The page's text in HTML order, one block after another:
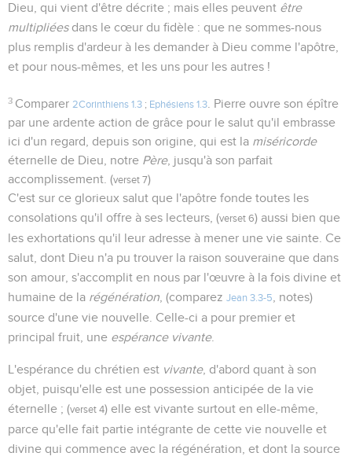
Dieu, qui vient d'être décrite ; mais elles peuvent être
multipliéesdans le cœur du fidèle : que ne sommes-nous
plus remplis d'ardeur à les demander à Dieu comme l'apôtre,
et pour nous-mêmes, et les uns pour les autres !
3 Comparer 2Corinthiens 1.3 ; Ephésiens 1.3
. Pierre ouvre son épître
par une ardente action de grâce pour le salut qu'il embrasse
ici d'un regard, depuis son origine, qui est la miséricorde
éternelle de Dieu, notre Père, jusqu'à son parfait
accomplissement. (verset 7)
C'est sur ce glorieux salut que l'apôtre fonde toutes les
consolations qu'il offre à ses lecteurs, (verset 6) aussi bien que
les exhortations qu'il leur adresse à mener une vie sainte. Ce
salut, dont Dieu n'a pu trouver la raison souveraine que dans
son amour, s'accomplit en nous par l'œuvre à la fois divine et
humaine de la régénération , (comparez Jean 3.3-5
, notes)
source d'une vie nouvelle. Celle-ci a pour premier et
principal fruit, une espérance vivante.
L'espérance du chrétien est vivante, d'abord quant à son
objet, puisqu'elle est une possession anticipée de la vie
éternelle ; (verset 4) elle est vivante surtout en elle-même,
parce qu'elle fait partie intégrante de cette vie nouvelle et
divine qui commence avec la régénération, et dont la source